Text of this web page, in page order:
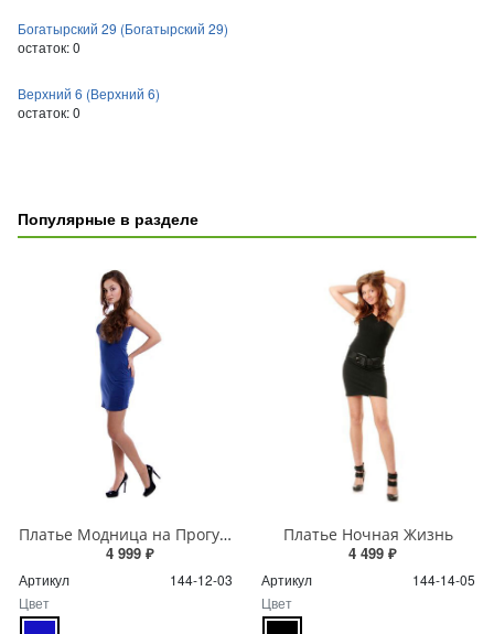
Богатырский 29 (Богатырский 29)
остаток:0
Верхний 6 (Верхний 6)
остаток:0
Популярные в разделе
Платье Модница на Прогулке
4 999 ₽
Артикул
144-12-03
Цвет
Платье Ночная Жизнь
4 499 ₽
Артикул
144-14-05
Цвет